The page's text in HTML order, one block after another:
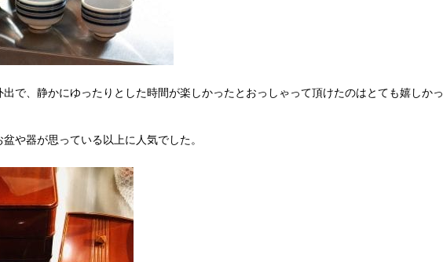
出で、静かにゆったりとした時間が楽しかったとおっしゃって頂けたのはとても嬉しかっ
や器が思っている以上に人気でした。